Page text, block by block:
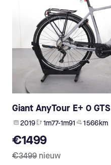
Giant AnyTour E+ 0 GTS
2019 1m77-1m91 1 566 km
€1499
€3499 nieuw